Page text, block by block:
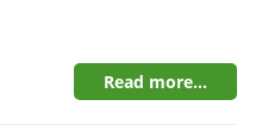
Read more...